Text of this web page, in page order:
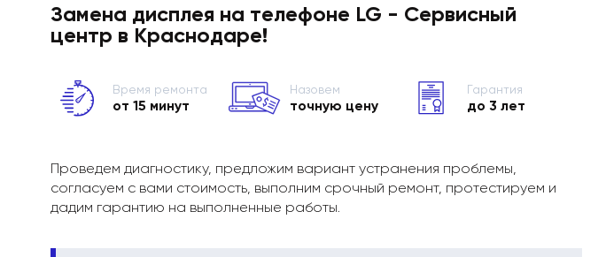
Замена дисплея на телефоне LG - Сервисный
центр в Краснодаре!
Время ремонта
от 15 минут
Назовем
точную цену
Гарантия
до 3 лет
Проведем диагностику, предложим вариант устранения проблемы,
согласуем с вами стоимость, выполним срочный ремонт, протестируем и
дадим гарантию на выполненные работы.